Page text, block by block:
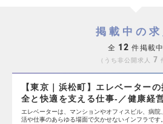
掲載中の求
全 12 件掲載中
うち非公開求人 7
【東京｜浜松町】エレベーター
全と快適を支える仕事-／健康経
エレベーターは、マンションやオフィスビル、病
活や仕事のあらゆる場面で欠かせないインフラです